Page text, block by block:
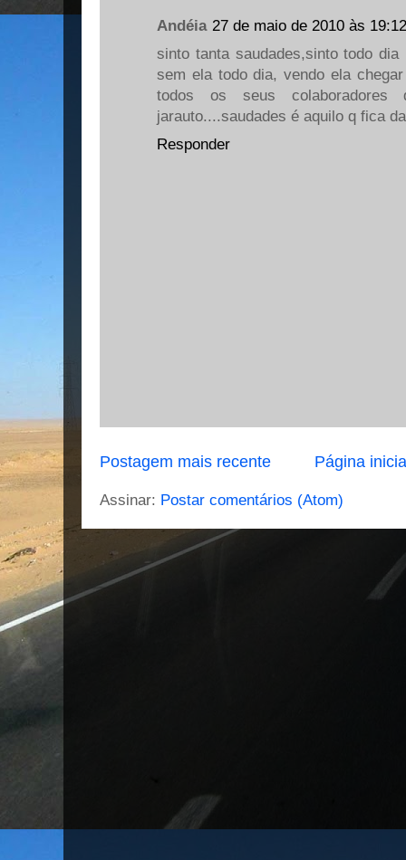
Andéia 27 de maio de 2010 às 19:12
sinto tanta saudades,sinto todo
sem ela todo dia, vendo ela
todos os seus
jarauto....saudades é aquilo q fica
Responder
Postagem mais recente Página
Assinar: Postar comentários (Atom)